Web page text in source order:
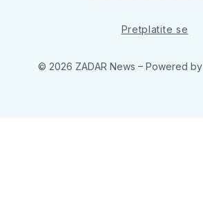
Pretplatite se
© 2026 ZADAR News – Powered by